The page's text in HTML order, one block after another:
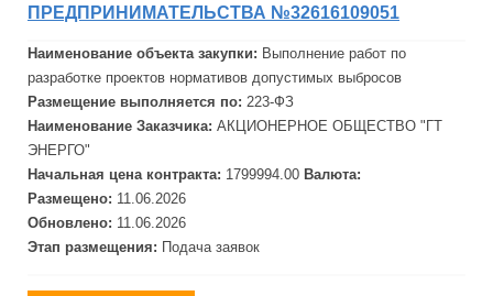
ПРЕДПРИНИМАТЕЛЬСТВА №32616109051
Наименование объекта закупки: Выполнение работ по
разработке проектов нормативов допустимых выбросов
Размещение выполняется по: 223-ФЗ
Наименование Заказчика: АКЦИОНЕРНОЕ ОБЩЕСТВО "ГТ
ЭНЕРГО"
Начальная цена контракта: 1799994.00 Валюта:
Размещено: 11.06.2026
Обновлено: 11.06.2026
Этап размещения: Подача заявок